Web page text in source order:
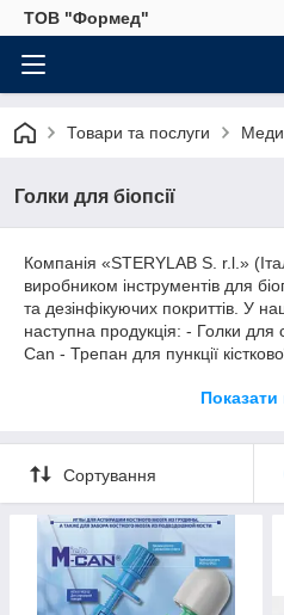
ТОВ "Формед"
Товари та послуги
Голки для біопсії
Компанія «STERYLAB S. r.l.»
виробником інструментів для
та дезінфікуючих покриттів. У
наступна продукція: - Голки для
Can - Трепан для пункції
Показати
Сортування